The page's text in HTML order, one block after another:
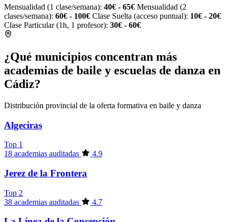
Mensualidad (1 clase/semana): 40€ - 65€ Mensualidad (2
clases/semana): 60€ - 100€ Clase Suelta (acceso puntual): 10€ - 20€
Clase Particular (1h, 1 profesor): 30€ - 60€
¿Qué municipios concentran más
academias de baile y escuelas de danza en
Cádiz?
Distribución provincial de la oferta formativa en baile y danza
Algeciras
Top 1
18 academias auditadas
4.9
Jerez de la Frontera
Top 2
38 academias auditadas
4.7